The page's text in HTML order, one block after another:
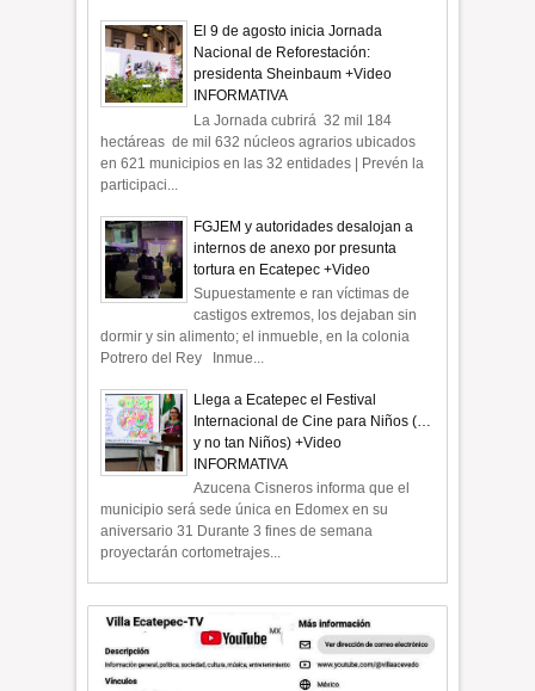
El 9 de agosto inicia Jornada
Nacional de Reforestación:
presidenta Sheinbaum +Video
INFORMATIVA
La Jornada cubrirá 32 mil 184
hectáreas de mil 632 núcleos agrarios ubicados
en 621 municipios en las 32 entidades | Prevén la
participaci...
FGJEM y autoridades desalojan a
internos de anexo por presunta
tortura en Ecatepec +Video
Supuestamente e ran víctimas de
castigos extremos, los dejaban sin
dormir y sin alimento; el inmueble, en la colonia
Potrero del Rey Inmue...
Llega a Ecatepec el Festival
Internacional de Cine para Niños (…
y no tan Niños) +Video
INFORMATIVA
Azucena Cisneros informa que el
municipio será sede única en Edomex en su
aniversario 31 Durante 3 fines de semana
proyectarán cortometrajes...